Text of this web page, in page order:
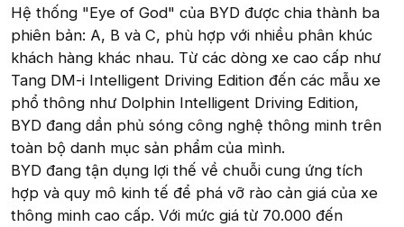
Hệ thống "Eye of God" của BYD được chia thành ba
phiên bản: A, B và C, phù hợp với nhiều phân khúc
khách hàng khác nhau. Từ các dòng xe cao cấp như
Tang DM-i Intelligent Driving Edition đến các mẫu xe
phổ thông như Dolphin Intelligent Driving Edition,
BYD đang dần phủ sóng công nghệ thông minh trên
toàn bộ danh mục sản phẩm của mình.
BYD đang tận dụng lợi thế về chuỗi cung ứng tích
hợp và quy mô kinh tế để phá vỡ rào cản giá của xe
thông minh cao cấp. Với mức giá từ 70.000 đến